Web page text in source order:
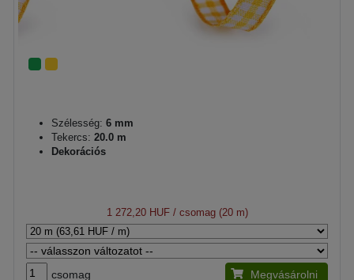
Szélesség: 6 mm
Tekercs: 20.0 m
Dekorációs
1 272,20 HUF/ csomag (20 m)
csomag Megvásárolni